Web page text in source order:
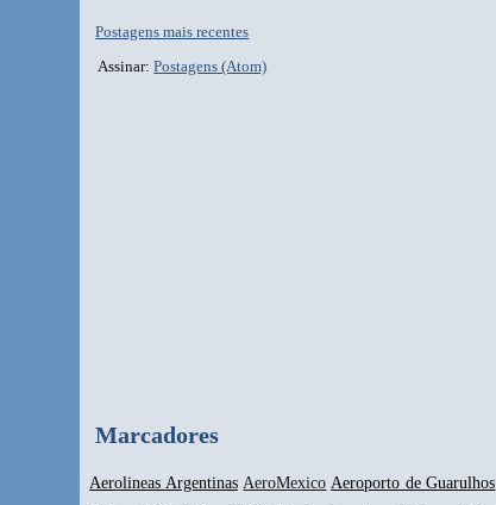
Postagens mais recentes
Assinar:Postagens (Atom)
Marcadores
Aerolineas Argentinas AeroMexico Aeroporto de Guarulhos